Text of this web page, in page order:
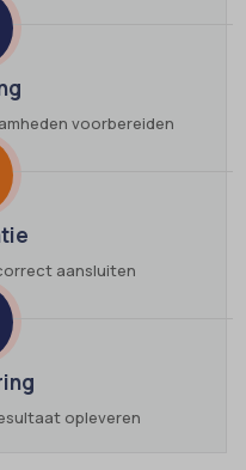
voorbereiden
aansluiten
opleveren